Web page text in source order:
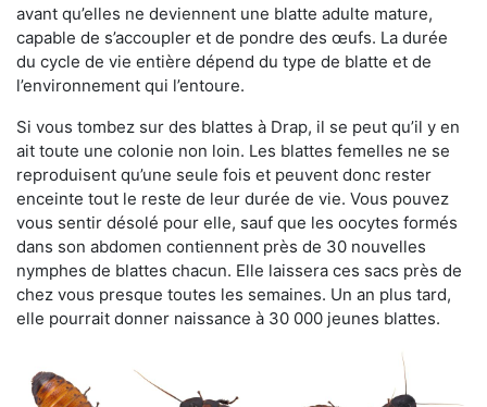
avant qu’elles ne deviennent une blatte adulte mature,
capable de s’accoupler et de pondre des œufs. La durée
du cycle de vie entière dépend du type de blatte et de
l’environnement qui l’entoure.
Si vous tombez sur des blattes à Drap, il se peut qu’il y en
ait toute une colonie non loin. Les blattes femelles ne se
reproduisent qu’une seule fois et peuvent donc rester
enceinte tout le reste de leur durée de vie. Vous pouvez
vous sentir désolé pour elle, sauf que les oocytes formés
dans son abdomen contiennent près de 30 nouvelles
nymphes de blattes chacun. Elle laissera ces sacs près de
chez vous presque toutes les semaines. Un an plus tard,
elle pourrait donner naissance à 30 000 jeunes blattes.